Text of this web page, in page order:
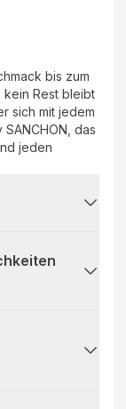
bis zum
Rest bleibt
sich mit jedem
das
jeden